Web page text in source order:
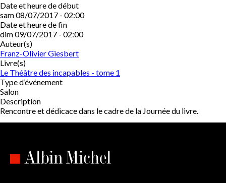
Date et heure de début
sam 08/07/2017 - 02:00
Date et heure de fin
dim 09/07/2017 - 02:00
Auteur(s)
Franz-Olivier Giesbert
Livre(s)
Le Théâtre des incapables - tome 1
Type d’événement
Salon
Description
Rencontre et dédicace dans le cadre de la Journée du livre.